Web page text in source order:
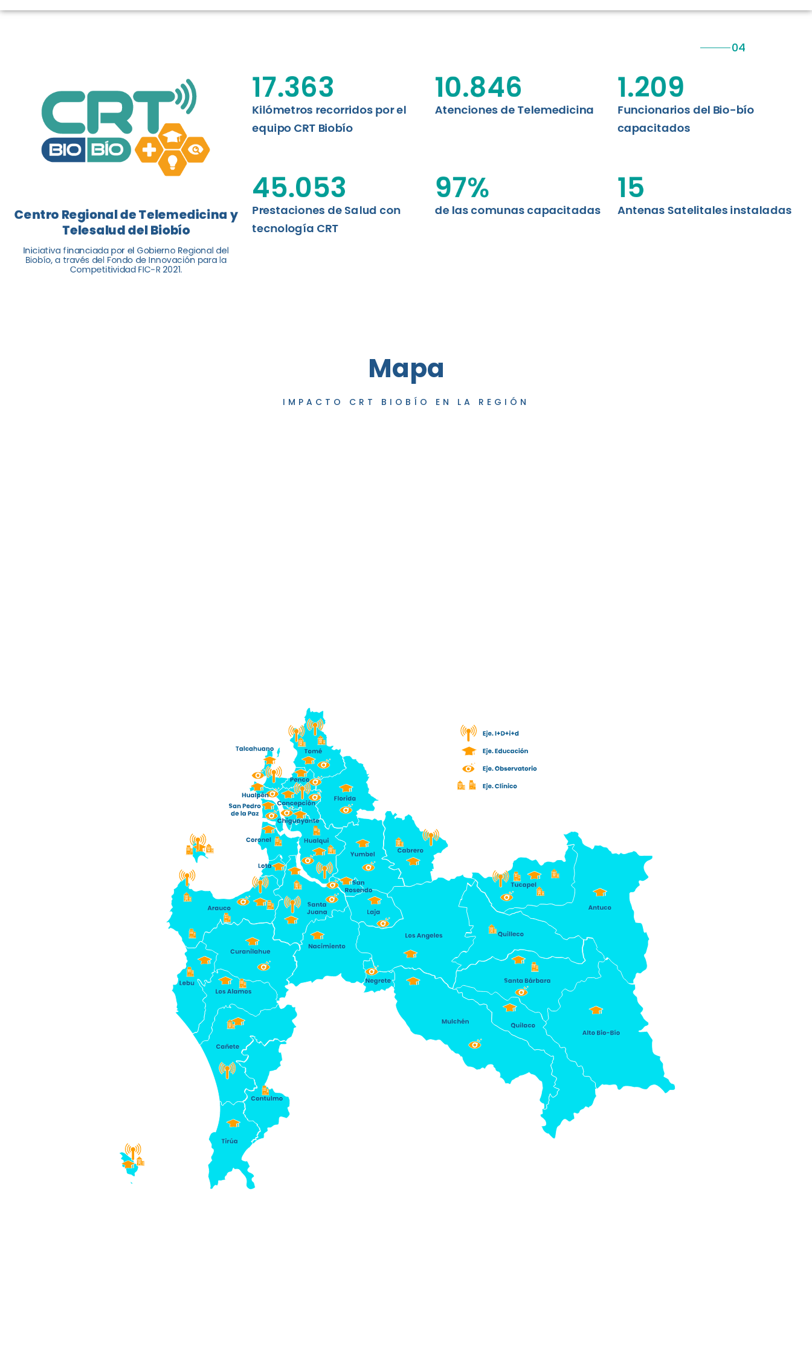
ABORDAJE CLÍNICO EN
I+D+I+E
MDPA
Telesalud del Biobío, a través de la Universidad de Concepción...
Leer más
Centro Regional de Telemedicina y
Telesalud del Biobío
Iniciativa financiada por el Gobierno Regional del
Biobío, a través del Fondo de Innovación para la
Competitividad FIC-R 2021.
Kilómetros recorridos por el
equipo CRT Biobío
17.363
Atenciones de Telemedicina
10.846
Funcionarios del Bio-bío
capacitados
1.209
Prestaciones de Salud con
tecnología CRT
45.053
de las comunas capacitadas
97%
Antenas Satelitales instaladas
15
Mapa
IMPACTO CRT BIOBÍO EN LA REGIÓN